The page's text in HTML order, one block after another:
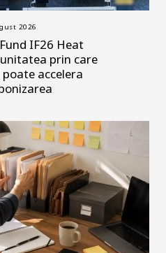
2026
IF26 Heat
prin care
accelera